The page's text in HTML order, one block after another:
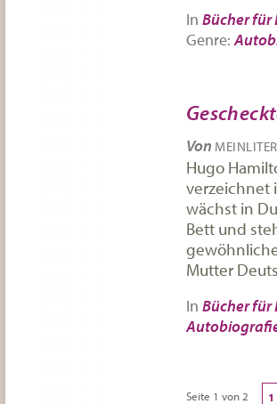
In Bücher für
Genre:
Von
Hugo
verzeichnet
wächst in
Bett und
Mutter
In Bücher für
Seite 1 von 2 1